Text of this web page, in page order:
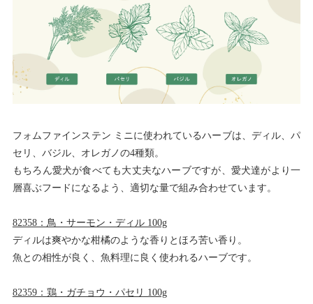
フォムファインステン ミニに使われているハーブは、ディル、パ
セリ、バジル、オレガノの4種類。
もちろん愛犬が食べても大丈夫なハーブですが、愛犬達がより一
層喜ぶフードになるよう、適切な量で組み合わせています。
82358：鳥・サーモン・ディル 100g
ディルは爽やかな柑橘のような香りとほろ苦い香り。
魚との相性が良く、魚料理に良く使われるハーブです。
82359：鶏・ガチョウ・パセリ 100g